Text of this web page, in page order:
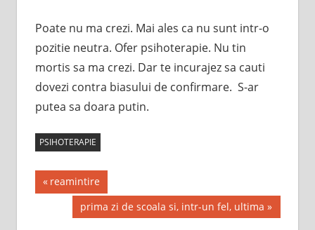
Poate nu ma crezi. Mai ales ca nu sunt intr-o
pozitie neutra. Ofer psihoterapie. Nu tin
mortis sa ma crezi. Dar te incurajez sa cauti
dovezi contra biasului de confirmare. S-ar
putea sa doara putin.
PSIHOTERAPIE
Post
navigation
Previous
Post:
reamintire
Next
Post:
prima zi de scoala si, intr-un fel, ultima